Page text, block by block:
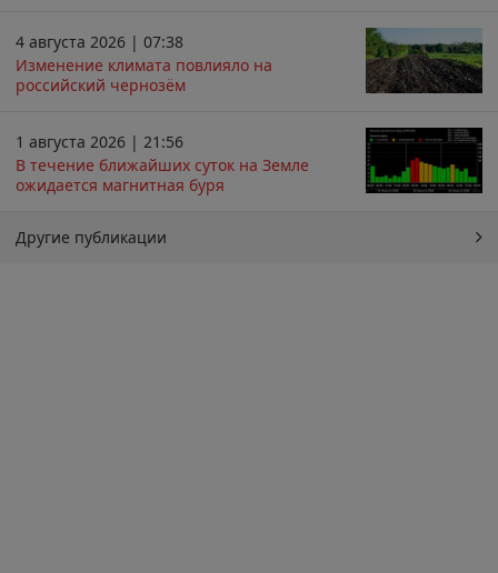
4 августа 2026 | 07:38
Изменение климата повлияло на
российский чернозём
1 августа 2026 | 21:56
В течение ближайших суток на Земле
ожидается магнитная буря
Другие публикации